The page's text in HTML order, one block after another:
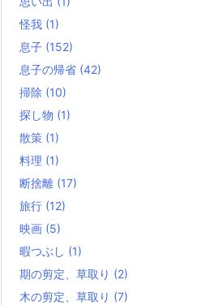
怪我 (1)
息子 (152)
息子の帰省 (42)
掃除 (10)
探し物 (1)
散策 (1)
料理 (1)
断捨離 (17)
旅行 (12)
映画 (5)
暇つぶし (1)
期の剪定、草取り (2)
木の剪定、草取り (7)